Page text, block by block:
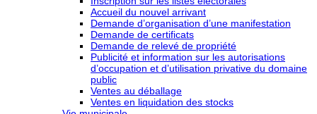
Accueil du nouvel arrivant
Demande d’organisation d’une manifestation
Demande de certificats
Demande de relevé de propriété
Publicité et information sur les autorisations
d’occupation et d’utilisation privative du domaine
public
Ventes au déballage
Ventes en liquidation des stocks